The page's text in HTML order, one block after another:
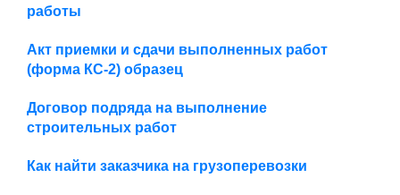
работы
Акт приемки и сдачи выполненных работ
(форма КС-2) образец
Договор подряда на выполнение
строительных работ
Как найти заказчика на грузоперевозки